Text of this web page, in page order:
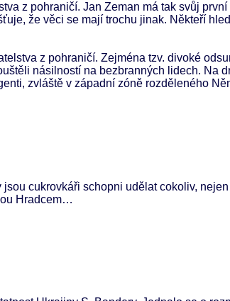
z pohraničí. Jan Zeman má tak svůj
že věci se mají trochu jinak. Někteří
z pohraničí. Zejména tzv. divoké
násilností na bezbranných lidech. Na
zvláště v západní zóně rozděleného
cukrovkáři schopni udělat cokoliv,
Hradcem…